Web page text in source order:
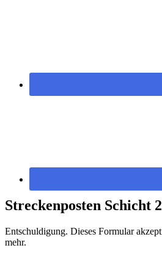
Streckenposten Schicht 2
Entschuldigung. Dieses Formular
mehr.